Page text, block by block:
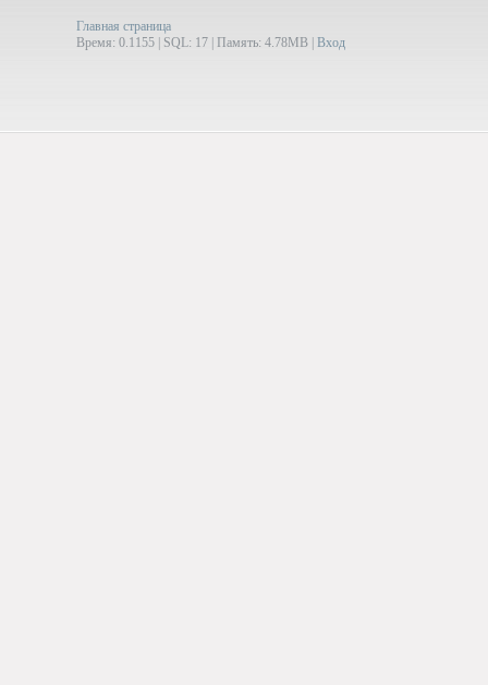
Главная страница
Время: 0.1155 | SQL: 17 | Память: 4.78MB Вход